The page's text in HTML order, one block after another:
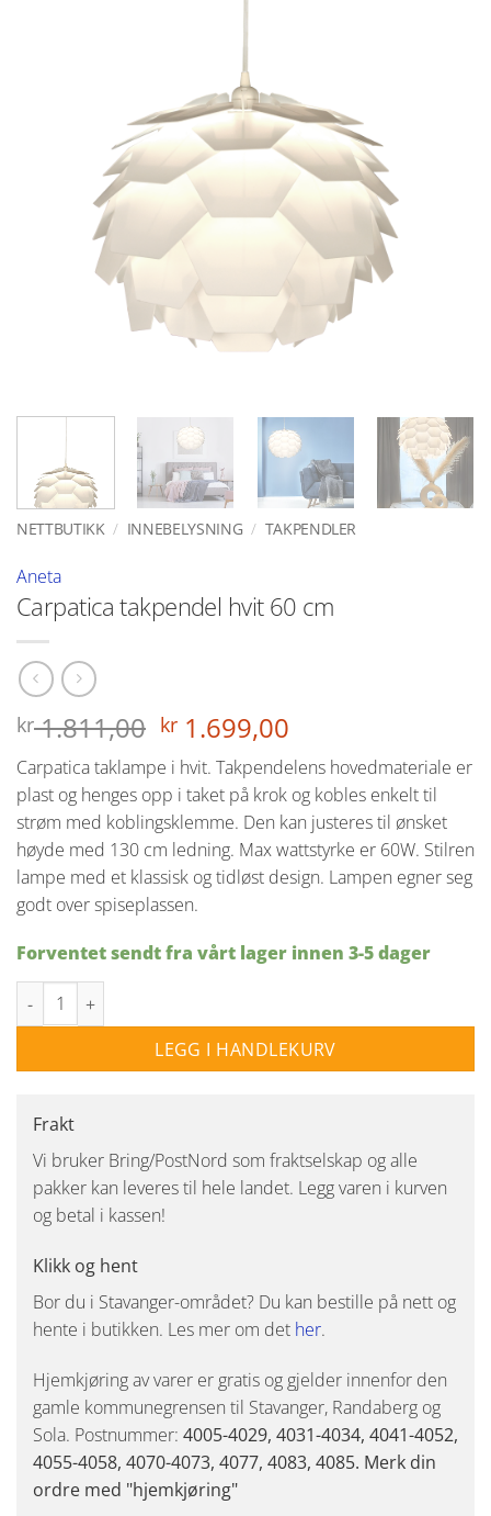
NETTBUTIKK / INNEBELYSNING / TAKPENDLER
Aneta
Carpatica takpendel hvit 60 cm
kr1.811,00 Opprinnelig
pris
var:
kr 1.811,00.
kr 1.699,00
pris
er:
kr 1.699,00.
Carpatica taklampe i hvit. Takpendelens hovedmateriale er
plast og henges opp i taket på krok og kobles enkelt til
strøm med koblingsklemme. Den kan justeres til ønsket
høyde med 130 cm ledning. Max wattstyrke er 60W. Stilren
lampe med et klassisk og tidløst design. Lampen egner seg
godt over spiseplassen.
Forventet sendt fra vårt lager innen 3-5 dager
Carpatica takpendel hvit 60 cm antall
LEGG I HANDLEKURV
Frakt
Vi bruker Bring/PostNord som fraktselskap og alle
pakker kan leveres til hele landet. Legg varen i kurven
og betal i kassen!
Klikk og hent
Bor du i Stavanger-området? Du kan bestille på nett og
hente i butikken. Les mer om det her.
Hjemkjøring av varer er gratis og gjelder innenfor den
gamle kommunegrensen til Stavanger, Randaberg og
Sola. Postnummer: 4005-4029, 4031-4034, 4041-4052,
4055-4058, 4070-4073, 4077, 4083, 4085. Merk din
ordre med "hjemkjøring"